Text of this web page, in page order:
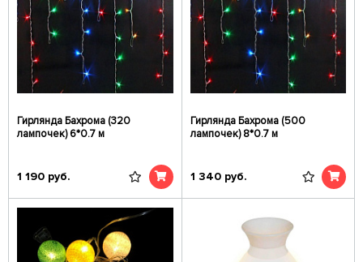
Гирлянда Бахрома (320
лампочек) 6*0.7 м
1 190 руб.
Гирлянда Бахрома (500
лампочек) 8*0.7 м
1 340 руб.